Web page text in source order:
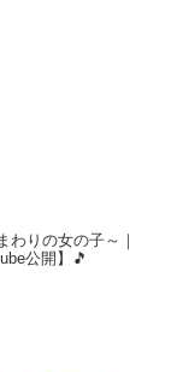
わりの女の子～｜
公開】🎵